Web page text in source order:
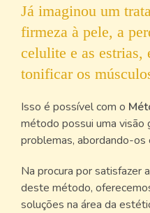
Já imaginou um
firmeza à pele, a
celulite e as estrias,
tonificar os
Isso é possível com o
método possui uma
problemas, abordando-os
Na procura por satisfazer
deste método,
soluções na área da